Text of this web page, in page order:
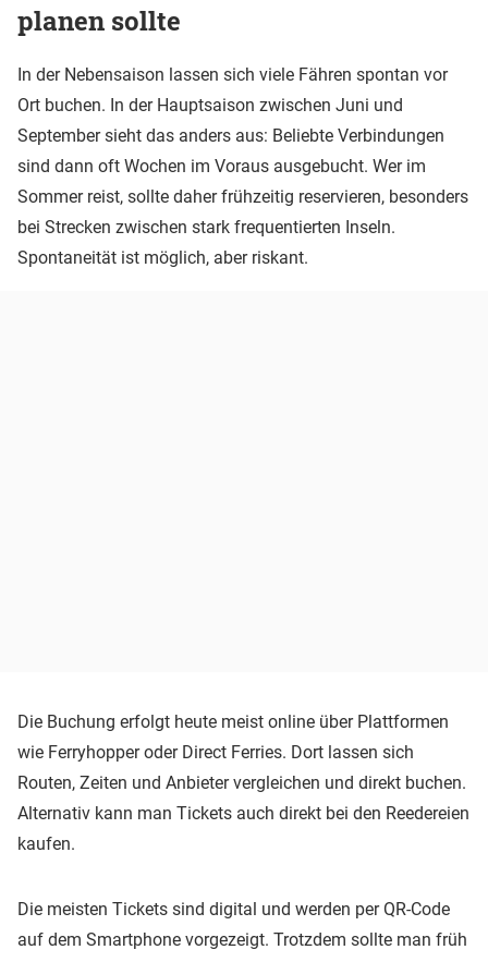
planen sollte
In der Nebensaison lassen sich viele Fähren spontan vor
Ort buchen. In der Hauptsaison zwischen Juni und
September sieht das anders aus: Beliebte Verbindungen
sind dann oft Wochen im Voraus ausgebucht. Wer im
Sommer reist, sollte daher frühzeitig reservieren, besonders
bei Strecken zwischen stark frequentierten Inseln.
Spontaneität ist möglich, aber riskant.
Die Buchung erfolgt heute meist online über Plattformen
wie Ferryhopper oder Direct Ferries. Dort lassen sich
Routen, Zeiten und Anbieter vergleichen und direkt buchen.
Alternativ kann man Tickets auch direkt bei den Reedereien
kaufen.
Die meisten Tickets sind digital und werden per QR-Code
auf dem Smartphone vorgezeigt. Trotzdem sollte man früh